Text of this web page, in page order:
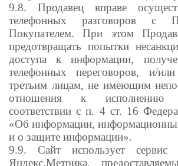
9.8. Продавец вправе
телефонных разговоров с
Покупателем. При этом
предотвращать попытки н
доступа к информации,
телефонных переговоров, и/
третьим лицам, не имеющим
отношения к исполнению
соответствии с п. 4 ст. 16
«Об информации,
и о защите информации».
9.9.Сайт использует сервис
Яндекс.Метрика,